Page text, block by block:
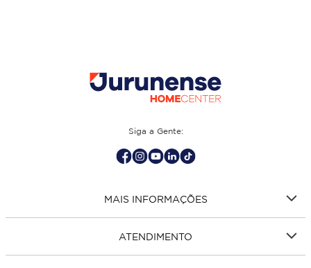
Siga a Gente:
MAIS INFORMAÇÕES
ATENDIMENTO